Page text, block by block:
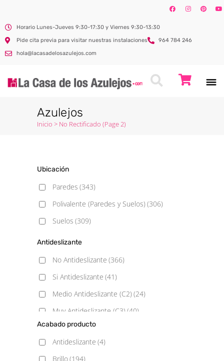
Horario Lunes-Jueves 9:30-17:30 y Viernes 9:30-13:30
Pide cita previa para visitar nuestras instalaciones
964 784 246
hola@lacasadelosazulejos.com
Azulejos
Inicio > No Rectificado (Page 2)
Ubicación
Paredes (343)
Polivalente (Paredes y Suelos)(306)
Suelos (309)
Antideslizante
No Antideslizante (366)
Si Antideslizante (41)
Medio Antideslizante (C2)(24)
Muy Antideslizante (C3)(40)
Poco Antideslizante (C1)
Acabado producto
Antideslizante (4)
Brillo(194)